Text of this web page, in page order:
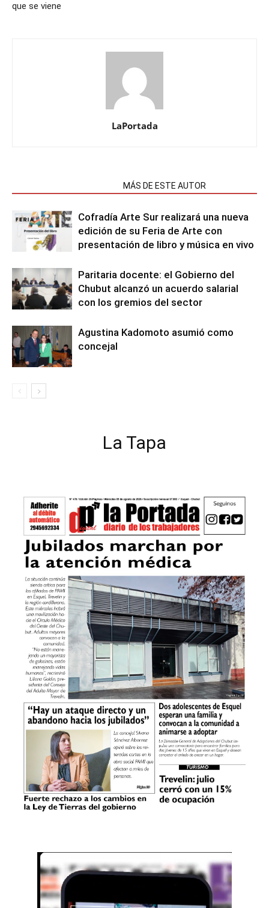
que se viene
LaPortada
MÁS DE ESTE AUTOR
Cofradía Arte Sur realizará una nueva
edición de su Feria de Arte con
presentación de libro y música en vivo
Paritaria docente: el Gobierno del
Chubut alcanzó un acuerdo salarial
con los gremios del sector
Agustina Kadomoto asumió como
concejal
La Tapa